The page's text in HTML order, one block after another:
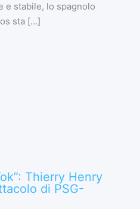
e stabile, lo spagnolo
sta […]
Thierry Henry
di PSG-